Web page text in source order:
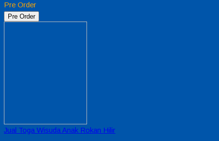
Pre Order
Pre Order
Jual Toga Wisuda Anak Rokan Hilir